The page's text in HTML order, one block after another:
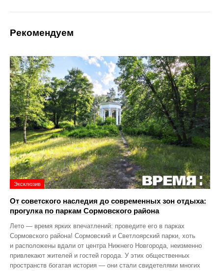
Рекомендуем
Эксклюзив
От советского наследия до современных зон отдыха:
прогулка по паркам Сормовского района
Лето — время ярких впечатлений: проведите его в парках
Сормовского района! Сормовский и Светлоярский парки, хоть
и расположены вдали от центра Нижнего Новгорода, неизменно
привлекают жителей и гостей города. У этих общественных
пространств богатая история — они стали свидетелями многих